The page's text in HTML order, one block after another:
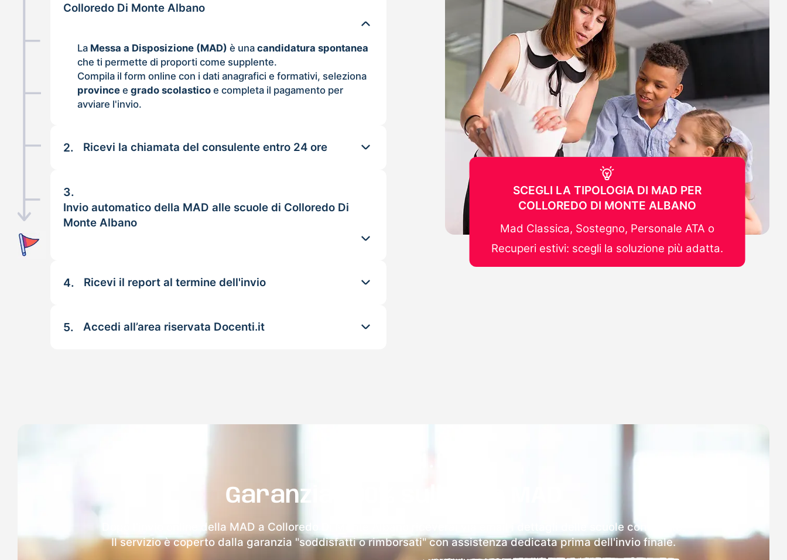
Colloredo Di Monte Albano
La Messa a Disposizione (MAD) è unacandidatura spontanea
che ti permette di proporti come supplente.
Compila il form online con i dati anagrafici e formativi, seleziona
province egrado scolastico e completa il pagamento per
avviare l'invio.
2. Ricevi la chiamata del consulente entro 24 ore
3.
Invio automatico della MAD alle scuole di Colloredo Di
Monte Albano
4. Ricevi il report al termine dell'invio
5. Accedi all’area riservata Docenti.it
SCEGLI LA TIPOLOGIA DI MAD PER
COLLOREDO DI MONTE ALBANO
Mad Classica, Sostegno, Personale ATA o
Recuperi estivi: scegli la soluzione più adatta.
Garanzia 100% sulla tua MAD
Dopo l'invio online della MAD a Colloredo Di Monte Albano riceverai via email i dettagli delle scuole contattate.
Il servizio è coperto dalla garanzia "soddisfatti o rimborsati" con assistenza dedicata prima dell'invio finale.